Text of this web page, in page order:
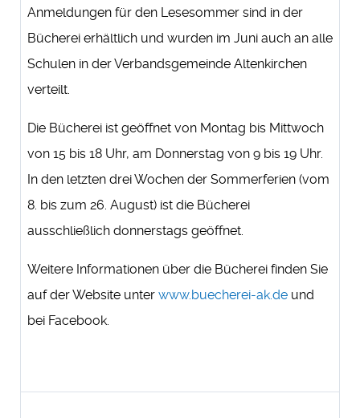
Anmeldungen für den Lesesommer sind in der
Bücherei erhältlich und wurden im Juni auch an alle
Schulen in der Verbandsgemeinde Altenkirchen
verteilt.
Die Bücherei ist geöffnet von Montag bis Mittwoch
von 15 bis 18 Uhr, am Donnerstag von 9 bis 19 Uhr.
In den letzten drei Wochen der Sommerferien (vom
8. bis zum 26. August) ist die Bücherei
ausschließlich donnerstags geöffnet.
Weitere Informationen über die Bücherei finden Sie
auf der Website unter www.buecherei-ak.de und
bei Facebook.